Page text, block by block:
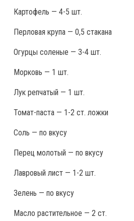
Картофель — 4-5 шт.
Перловая крупа — 0,5 стакана
Огурцы соленые — 3-4 шт.
Морковь — 1 шт.
Лук репчатый — 1 шт.
Томат-паста — 1-2 ст. ложки
Соль — по вкусу
Перец молотый — по вкусу
Лавровый лист — 1-2 шт.
Зелень — по вкусу
Масло растительное — 2 ст.